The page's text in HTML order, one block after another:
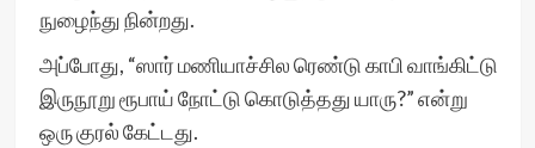
நுழைந்து நின்றது.
அப்போது, “ஸார் மணியாச்சில ரெண்டு காபி வாங்கிட்டு
இருநூறு ரூபாய் நோட்டு கொடுத்தது யாரு?” என்று
ஒரு குரல் கேட்டது.